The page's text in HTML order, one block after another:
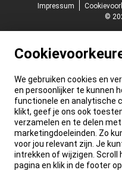
Impressum
©
We gebruiken cookies en
en persoonlijker te kunnen
functionele en analytische
klikt, geef je ons ook
verzamelen en te delen
marketingdoeleinden. Zo
voor jou relevant zijn. Je
intrekken of wijzigen. Scroll
pagina en klik in de footer